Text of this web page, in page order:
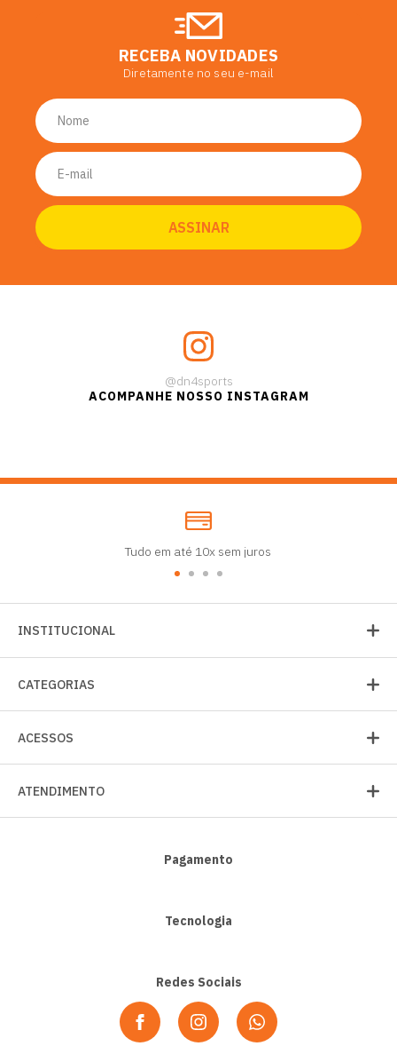
RECEBA NOVIDADES
Diretamente no seu e-mail
@dn4sports
ACOMPANHE NOSSO INSTAGRAM
Tudo em até 10x sem juros
INSTITUCIONAL
CATEGORIAS
ACESSOS
ATENDIMENTO
Pagamento
Tecnologia
Redes Sociais